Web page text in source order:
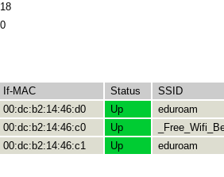
If-MAC Status SSID
00:dc:b2:14:46:d0 Up
eduroam
00:dc:b2:14:46:c0 Up
00:dc:b2:14:46:c1 Up eduroam